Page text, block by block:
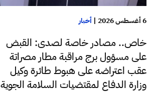
6 أغسطس 2026 | أخبار
خاص.. مصادر خاصة لصدى: القبض
على مسؤول برج مراقبة مطار مصراتة
عقب اعتراضه على هبوط طائرة وكيل
وزارة الدفاع لمقتضيات السلامة الجوية